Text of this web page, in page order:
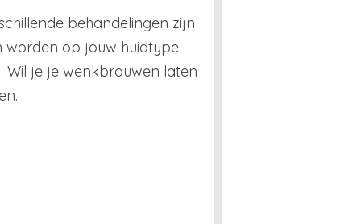
behandelingen zijn
worden op jouw huidtype
je je wenkbrauwen laten